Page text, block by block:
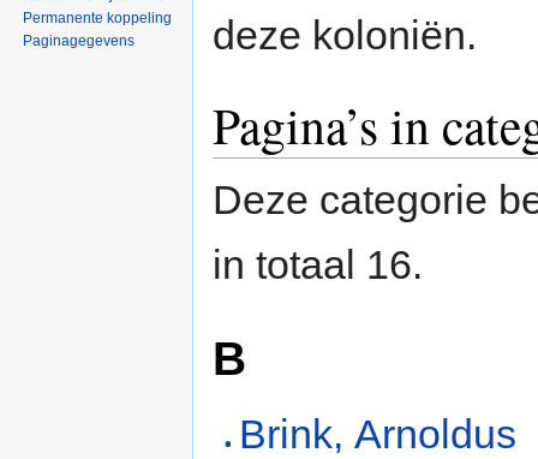
deze koloniën.
Pagina’s in
Deze categorie
in totaal 16.
B
Brink, Arnoldus
Permanente koppeling
Paginagegevens